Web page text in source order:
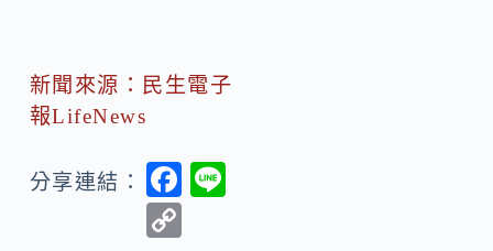
新聞來源：民生電子
報LifeNews
分享連結：
F